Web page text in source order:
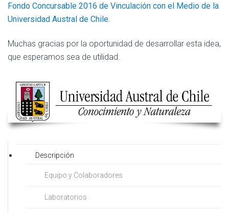
Fondo Concursable 2016 de Vinculación con el Medio de la
Universidad Austral de Chile.
Muchas gracias por la oportunidad de desarrollar esta idea,
que esperamos sea de utilidad.
Descripción
Equipo y Colaboradores
Laboratorios